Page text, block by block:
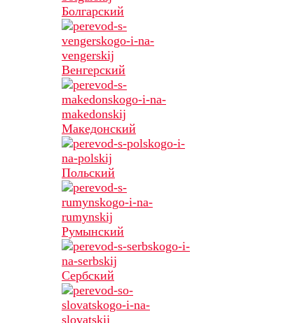
Болгарский
Венгерский
Македонский
Польский
Румынский
Сербский